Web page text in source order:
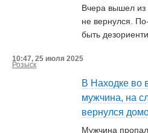
Вчера вышел из
не вернулся.
быть
10:47, 25 июля 2025
Розыск
В Находке во
мужчина, на
вернулся
Мужчина